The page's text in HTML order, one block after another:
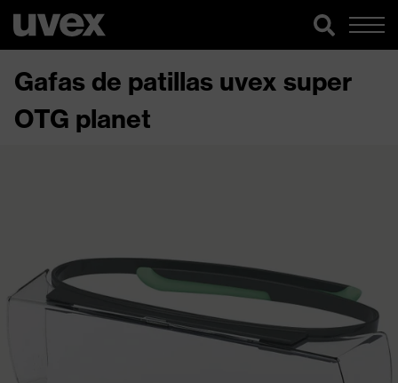
Gafas de patillas uvex super
OTG planet